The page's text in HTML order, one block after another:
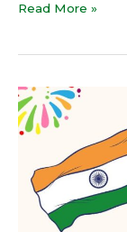
Read More »
कार्गिल
विजय
(Kargil
Vijay
Diwas):